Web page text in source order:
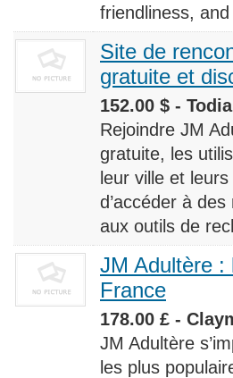
friendliness,
Site de
gratuite et
152.00 $ -
Rejoindre JM
gratuite, les
leur ville et
d’accéder à
aux outils de
JM Adultère :
France
178.00 £ -
JM Adultère
les plus